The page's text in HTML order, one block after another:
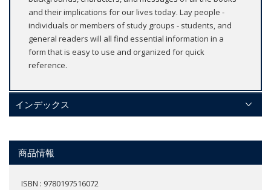
and their implications for our lives today. Lay people -
individuals or members of study groups - students, and
general readers will all find essential information in a
form that is easy to use and organized for quick
reference.
インデックス
商品情報
ISBN : 9780197516072